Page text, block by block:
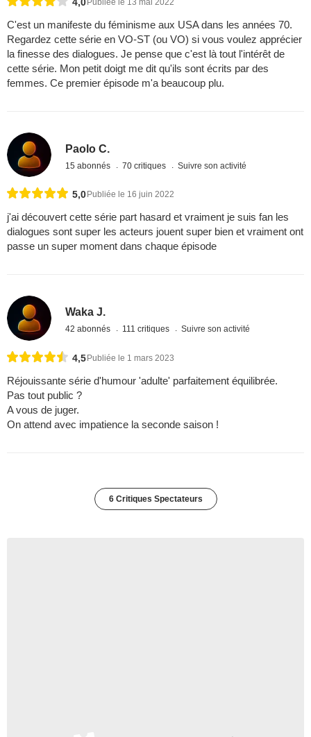
Publiée le 13 mai 2022
C'est un manifeste du féminisme aux USA dans les années 70.
Regardez cette série en VO-ST (ou VO) si vous voulez apprécier
la finesse des dialogues. Je pense que c'est là tout l'intérêt de
cette série. Mon petit doigt me dit qu'ils sont écrits par des
femmes. Ce premier épisode m'a beaucoup plu.
Paolo C.
15 abonnés 70 critiques Suivre son activité
5,0 Publiée le 16 juin 2022
j'ai découvert cette série part hasard et vraiment je suis fan les
dialogues sont super les acteurs jouent super bien et vraiment ont
passe un super moment dans chaque épisode
Waka J.
42 abonnés 111 critiques Suivre son activité
4,5Publiée le 1 mars 2023
Réjouissante série d'humour 'adulte' parfaitement équilibrée.
Pas tout public ?
A vous de juger.
On attend avec impatience la seconde saison !
6 Critiques Spectateurs